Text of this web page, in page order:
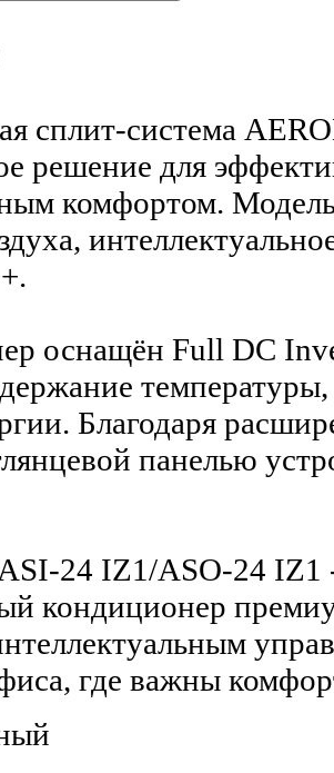
сплит-система
решение для
комфортом. Модель
оснащён Full DC
Благодаря
панелью
24 IZ1/ASO-24 IZ1
кондиционер
где важны